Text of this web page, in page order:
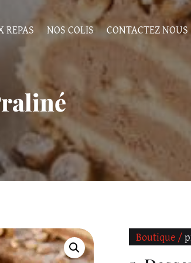
REPAS NOS COLIS CONTACTEZ NOUS
Boutique /